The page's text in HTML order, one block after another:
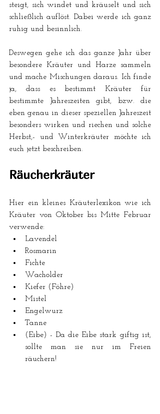
steigt, sich windet und kräuselt und sich
schließlich auflöst. Dabei werde ich ganz
ruhig und besinnlich.
Deswegen gehe ich das ganze Jahr über
besondere Kräuter und Harze sammeln
und mache Mischungen daraus. Ich finde
ja, dass es bestimmt Kräuter für
bestimmte Jahreszeiten gibt, bzw. die
eben genau in dieser speziellen Jahreszeit
besonders wirken und riechen und solche
Herbst,- und Winterkräuter möchte ich
euch jetzt beschreiben.
Räucherkräuter
Hier ein kleines Kräuterlexikon wie ich
Kräuter von Oktober bis Mitte Februar
verwende:
Lavendel
Rosmarin
Fichte
Wacholder
Kiefer (Föhre)
Mistel
Engelwurz
Tanne
(Eibe) - Da die Eibe stark giftig ist,
sollte man sie nur im Freien
räuchern!